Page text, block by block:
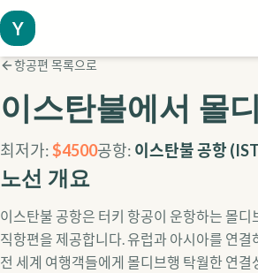
Y
항공편 목록으로
이스탄불에서 몰
최저가:$4500공항: 이스탄불 공항 (IST
노선 개요
이스탄불 공항은 터키 항공이 운항하는 몰디
직항편을 제공합니다. 유럽과 아시아를 연결
전 세계 여행객들에게 몰디브행 탁월한 연결